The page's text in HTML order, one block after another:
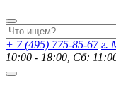
+ 7 (495) 775-85-67 г.
10:00 - 18:00, Сб: